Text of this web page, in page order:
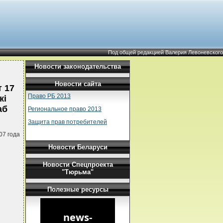
Под общей редакцией Валерия Левоневского
17
года
Новости законодательства
Новости сайта
Право РБ 2013
Региональное право 2013
Защита прав потребителей
Новости Беларуси
Новости Спецпроекта
"Тюрьма"
Полезные ресурсы